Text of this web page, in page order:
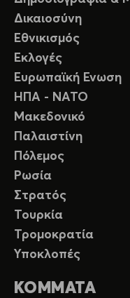
Δικαιοσύνη
Εθνικισμός
Εκλογές
Ευρωπαϊκή Ενωση
ΗΠΑ - ΝΑΤΟ
Μακεδονικό
Παλαιστίνη
Πόλεμος
Ρωσία
Στρατός
Τουρκία
Τρομοκρατία
Υποκλοπές
ΚΟΜΜΑΤΑ